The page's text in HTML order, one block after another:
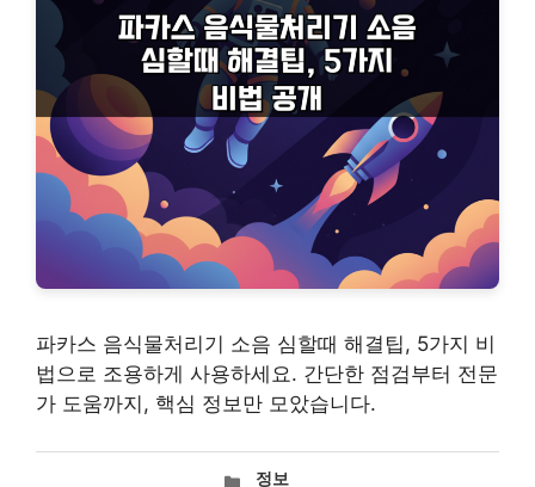
파카스 음식물처리기 소음 심할때 해결팁, 5가지 비
법으로 조용하게 사용하세요. 간단한 점검부터 전문
가 도움까지, 핵심 정보만 모았습니다.
카정보